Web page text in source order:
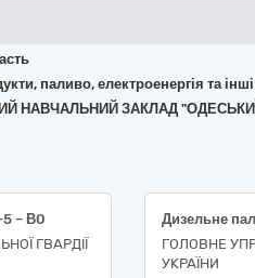
паливо, електроенергія та
НАВЧАЛЬНИЙ ЗАКЛАД
– В0
ГВАРДІЇ
Дизельне
ГОЛОВНЕ
УКРАЇНИ